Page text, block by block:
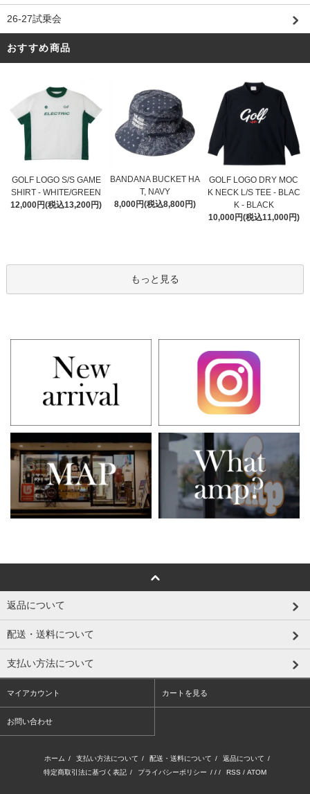
26-27試乗会
おすすめ商品
GOLF LOGO S/S GAME
SHIRT - WHITE/GREEN
12,000円(税込13,200円)
BANDANA BUCKET HA
T, NAVY
8,000円(税込8,800円)
GOLF LOGO DRY MOC
K NECK L/S TEE - BLAC
K - BLACK
10,000円(税込11,000円)
もっと見る
返品について
配送・送料について
支払い方法について
マイアカウント カートを見る
お問い合わせ
ホーム / 支払い方法について / 配送・送料について / 返品について /
特定商取引法に基づく表記 / プライバシーポリシー / / / RSS / ATOM